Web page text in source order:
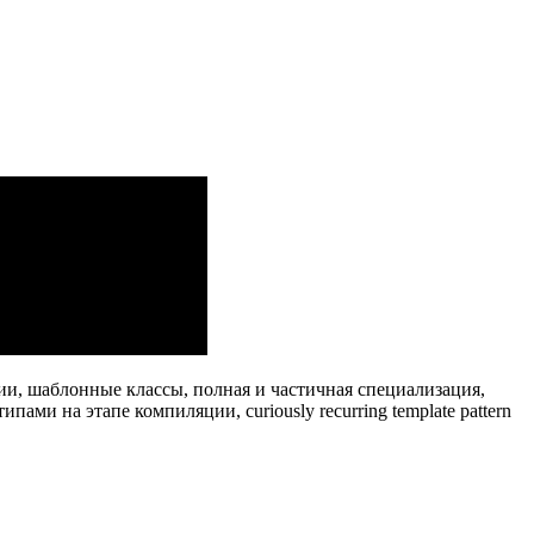
шаблонные классы, полная и частичная специализация,
на этапе компиляции, curiously recurring template pattern